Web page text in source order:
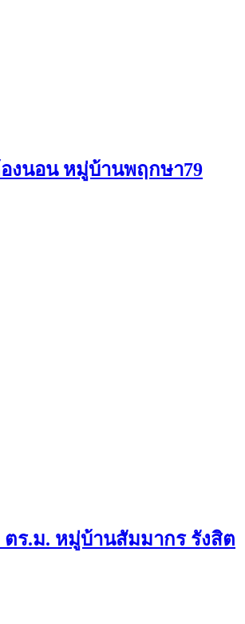
องนอน หมู่บ้านพฤกษา79
ตร.ม. หมู่บ้านสัมมากร รังสิต